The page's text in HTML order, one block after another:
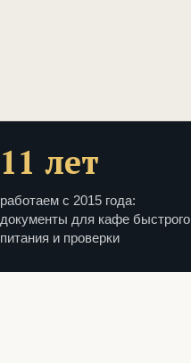
11 лет
работаем с 2015 года:
документы для кафе быстрого
питания и проверки